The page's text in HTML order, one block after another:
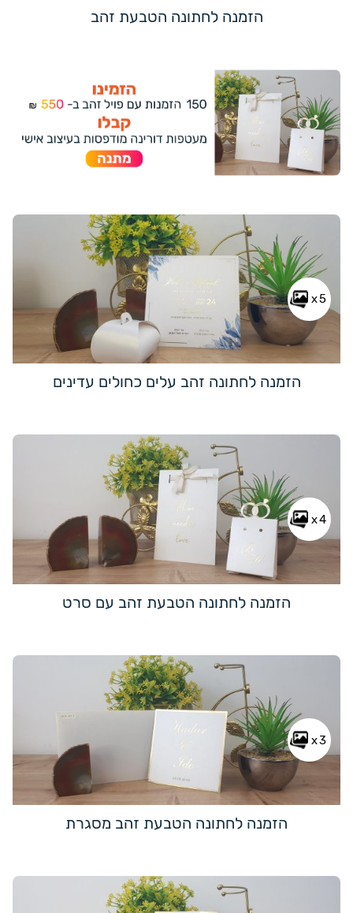
הזמנה לחתונה הטבעת זהב
x5
הזמנה לחתונה זהב עלים כחולים עדינים
x4
הזמנה לחתונה הטבעת זהב עם סרט
x3
הזמנה לחתונה הטבעת זהב מסגרת